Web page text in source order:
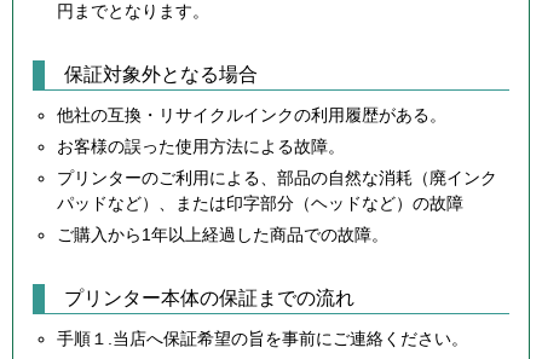
円までとなります。
保証対象外となる場合
他社の互換・リサイクルインクの利用履歴がある。
お客様の誤った使用方法による故障。
プリンターのご利用による、部品の自然な消耗（廃インク
パッドなど）、または印字部分（ヘッドなど）の故障
ご購入から1年以上経過した商品での故障。
プリンター本体の保証までの流れ
手順１.当店へ保証希望の旨を事前にご連絡ください。